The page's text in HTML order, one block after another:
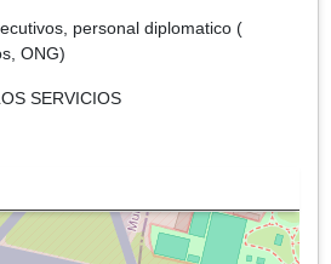
personal diplomatico (
ONG)
SERVICIOS